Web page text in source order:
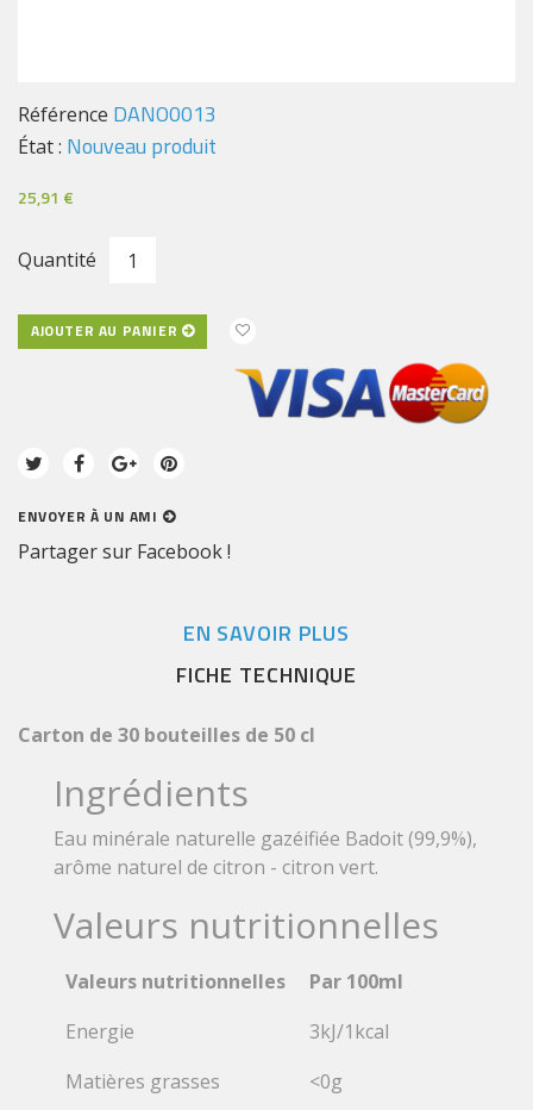
Référence DANO0013
État : Nouveau produit
25,91 €
Quantité
AJOUTER AU PANIER
ENVOYER À UN AMI
Partager sur Facebook !
EN SAVOIR PLUS
FICHE TECHNIQUE
Carton de 30 bouteilles de 50 cl
Ingrédients
Eau minérale naturelle gazéifiée Badoit (99,9%),
arôme naturel de citron - citron vert.
Valeurs nutritionnelles
Valeurs nutritionnelles
Par 100ml
Energie
3kJ/1kcal
Matières grasses
<0g